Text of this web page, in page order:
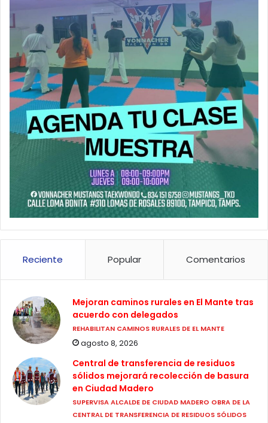
Reciente Popular Comentarios
Mejoran caminos rurales en El Mante tras
acuerdo con delegados
REHABILITAN CAMINOS RURALES DE EL MANTE
agosto 8, 2026
Central de transferencia de residuos
sólidos mejorará recolección de basura
en Ciudad Madero
SUPERVISA ALCALDE DE CIUDAD MADERO OBRA DE LA
CENTRAL DE TRANSFERENCIA DE RESIDUOS SÓLIDOS